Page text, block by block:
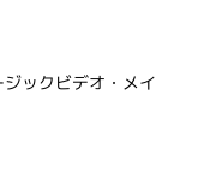
ックビデオ・メイ